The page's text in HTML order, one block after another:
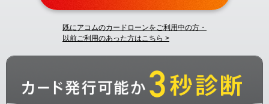
既にアコムのカードローンをご利用中の方・
以前ご利用のあった方はこちら >